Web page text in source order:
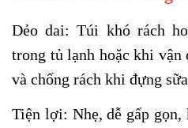
Dẻo dai: Túi khó rách
trong tủ lạnh hoặc khi vận
và chống rách khi đựng
Tiện lợi: Nhẹ, dễ gấp gọn,